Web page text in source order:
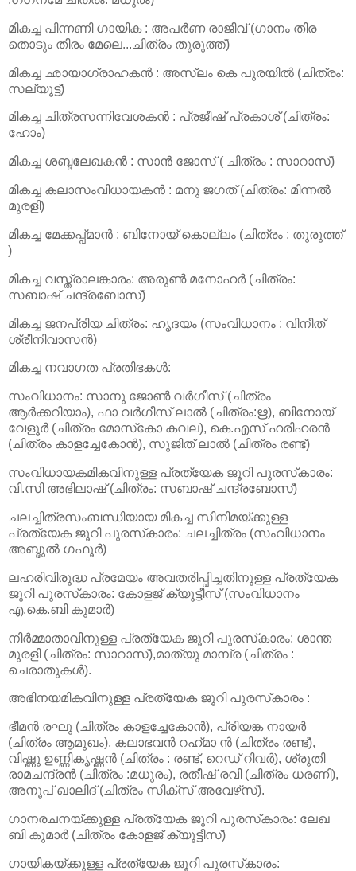
മികച്ച പിന്നണി ഗായിക : അപര്‍ണ രാജീവ് (ഗാനം തിര
തൊടും തീരം മേലെ...ചിത്രം തുരുത്ത്)
മികച്ച ഛായാഗ്രാഹകന്‍ : അസ്ലം കെ പുരയില്‍ (ചിത്രം:
സല്യൂട്ട്)
മികച്ച ചിത്രസന്നിവേശകന്‍ : പ്രജീഷ് പ്രകാശ് (ചിത്രം:
ഹോം)
മികച്ച ശബ്ദലേഖകന്‍ : സാന്‍ ജോസ് ( ചിത്രം : സാറാസ്)
മികച്ച കലാസംവിധായകന്‍ : മനു ജഗത് (ചിത്രം: മിന്നല്‍
മുരളി)
മികച്ച മേക്കപ്പ്മാന്‍ : ബിനോയ് കൊല്ലം (ചിത്രം : തുരുത്ത്
)
മികച്ച വസ്ത്രാലങ്കാരം: അരുണ്‍ മനോഹര്‍ (ചിത്രം:
സബാഷ് ചന്ദ്രബോസ്)
മികച്ച ജനപ്രിയ ചിത്രം: ഹൃദയം (സംവിധാനം : വിനീത്
ശ്രീനിവാസന്‍)
മികച്ച നവാഗത പ്രതിഭകള്‍:
സംവിധാനം: സാനു ജോണ്‍ വര്‍ഗീസ് (ചിത്രം
ആര്‍ക്കറിയാം), ഫാ വര്‍ഗീസ് ലാല്‍ (ചിത്രം:ഋ), ബിനോയ്
വേളൂര്‍ (ചിത്രം മോസ്‌കോ കവല), കെ.എസ് ഹരിഹരന്‍
(ചിത്രം കാളച്ചേകോന്‍), സുജിത് ലാല്‍ (ചിത്രം രണ്ട്)
സംവിധായകമികവിനുള്ള പ്രത്യേക ജൂറി പുരസ്‌കാരം:
വി.സി അഭിലാഷ് (ചിത്രം: സബാഷ് ചന്ദ്രബോസ്)
ചലച്ചിത്രസംബന്ധിയായ മികച്ച സിനിമയ്ക്കുള്ള
പ്രത്യേക ജൂറി പുരസ്‌കാരം: ചലച്ചിത്രം (സംവിധാനം
അബ്ദുല്‍ ഗഫൂര്‍)
ലഹരിവിരുദ്ധ പ്രമേയം അവതരിപ്പിച്ചതിനുള്ള പ്രത്യേക
ജൂറി പുരസ്‌കാരം: കോളജ് ക്യൂട്ടീസ് (സംവിധാനം
എ.കെ.ബി കുമാര്‍)
നിര്‍മ്മാതാവിനുള്ള പ്രത്യേക ജൂറി പുരസ്‌കാരം: ശാന്ത
മുരളി (ചിത്രം: സാറാസ്),മാത്യു മാമ്പ്ര (ചിത്രം :
ചെരാതുകള്‍).
അഭിനയമികവിനുള്ള പ്രത്യേക ജൂറി പുരസ്‌കാരം :
ഭീമന്‍ രഘു (ചിത്രം കാളച്ചേകോന്‍), പ്രിയങ്ക നായര്‍
(ചിത്രം ആമുഖം), കലാഭവന്‍ റഹ്‌മാ ന്‍ (ചിത്രം രണ്ട്),
വിഷ്ണു ഉണ്ണികൃഷ്ണന്‍ (ചിത്രം : രണ്ട്, റെഡ് റിവര്‍), ശ്രുതി
രാമചന്ദ്രന്‍ (ചിത്രം :മധുരം), രതീഷ് രവി (ചിത്രം ധരണി),
അനൂപ് ഖാലിദ് (ചിത്രം സിക്‌സ് അവേഴ്‌സ്).
ഗാനരചനയ്ക്കുള്ള പ്രത്യേക ജൂറി പുരസ്‌കാരം: ലേഖ
ബി കുമാര്‍ (ചിത്രം കോളജ് ക്യൂട്ടീസ്)
ഗായികയ്ക്കുള്ള പ്രത്യേക ജൂറി പുരസ്‌കാരം: